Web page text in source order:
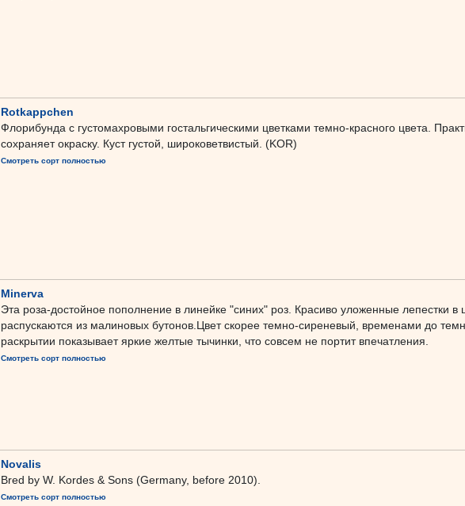
Rotkappchen
Флорибунда с густомахровыми гостальгическими цветками темно-красного цвета.
сохраняет окраску. Куст густой, широковетвистый. (KOR)
Смотреть сорт полностью
Minerva
Эта роза-достойное пополнение в линейке "синих" роз. Красиво уложенные лепестки
распускаются из малиновых бутонов.Цвет скорее темно-сиреневый, временами до
раскрытии показывает яркие желтые тычинки, что совсем не портит впечатления.
Смотреть сорт полностью
Novalis
Bred by W. Kordes & Sons (Germany, before 2010).
Смотреть сорт полностью